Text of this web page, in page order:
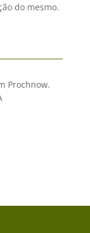
do mesmo.
Prochnow.